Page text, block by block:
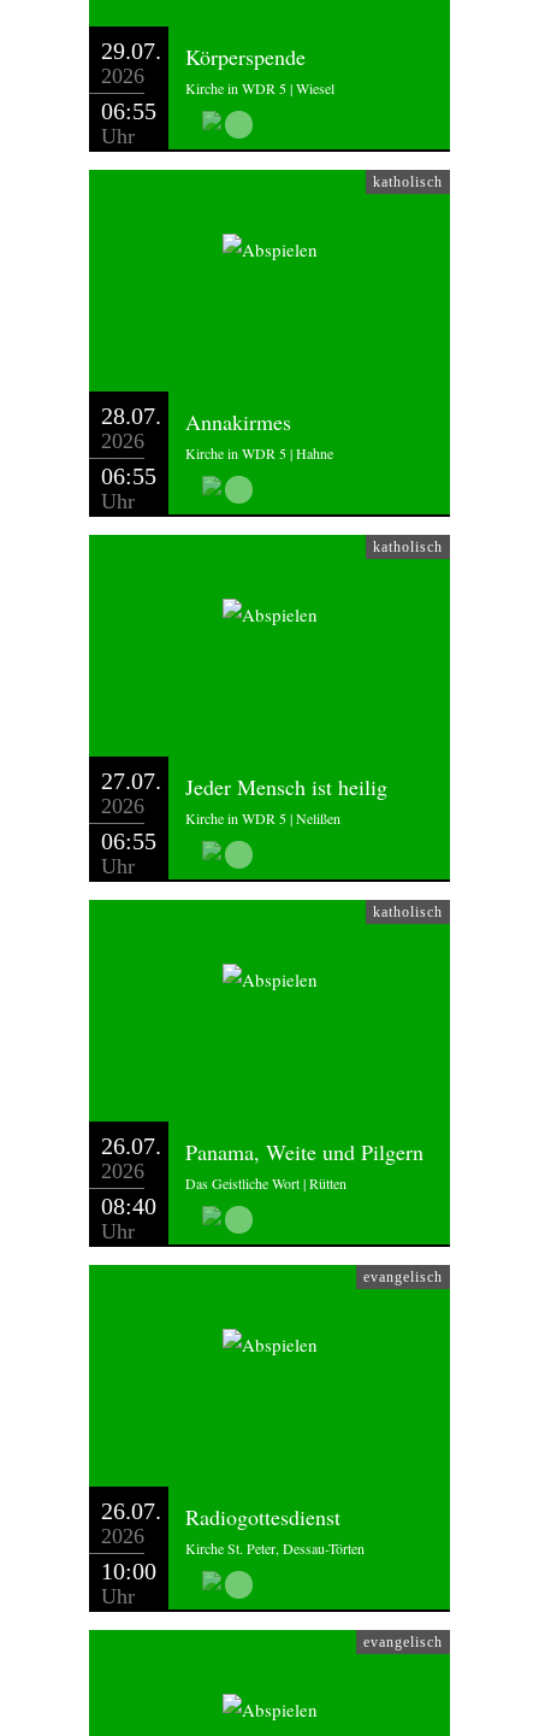
29.07.
2026
06:55
Uhr
Körperspende
Kirche in WDR 5 | Wiesel
katholisch
28.07.
2026
06:55
Uhr
Annakirmes
Kirche in WDR 5 | Hahne
katholisch
27.07.
2026
06:55
Uhr
Jeder Mensch ist heilig
Kirche in WDR 5 | Nelißen
katholisch
26.07.
2026
08:40
Uhr
Panama, Weite und Pilgern
Das Geistliche Wort | Rütten
evangelisch
26.07.
2026
10:00
Uhr
Radiogottesdienst
Kirche St. Peter, Dessau-Törten
evangelisch